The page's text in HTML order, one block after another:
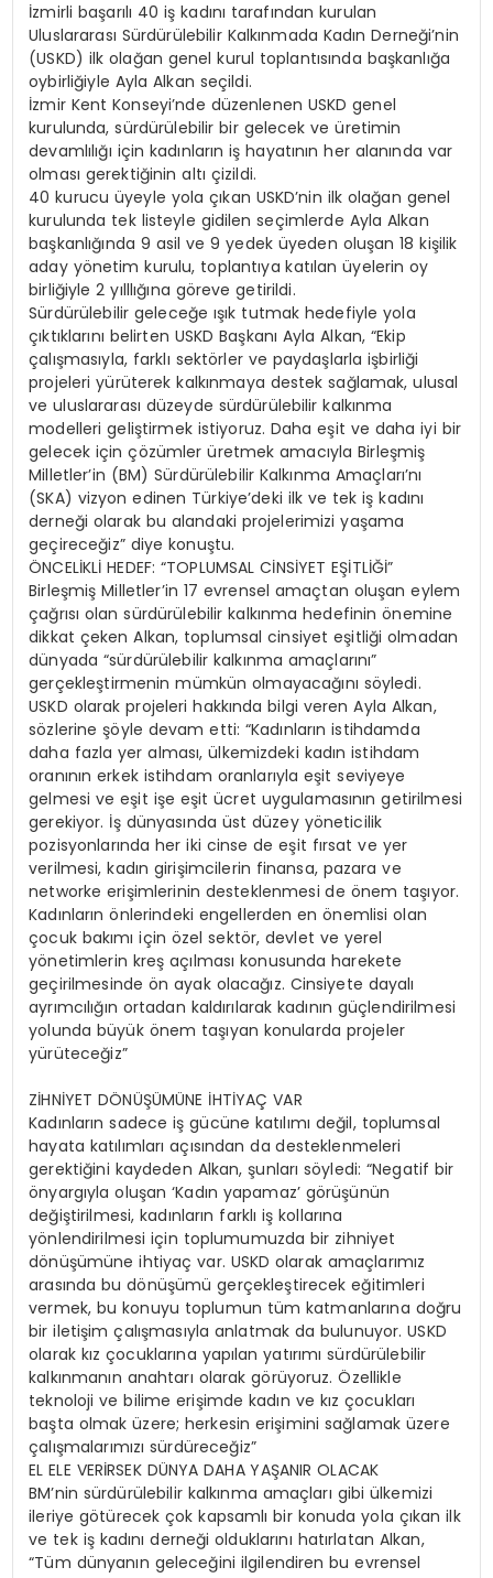
İzmirli başarılı 40 iş kadını tarafından kurulan
Uluslararası Sürdürülebilir Kalkınmada Kadın Derneği’nin
(USKD) ilk olağan genel kurul toplantısında başkanlığa
oybirliğiyle Ayla Alkan seçildi.
İzmir Kent Konseyi’nde düzenlenen USKD genel
kurulunda, sürdürülebilir bir gelecek ve üretimin
devamlılığı için kadınların iş hayatının her alanında var
olması gerektiğinin altı çizildi.
40 kurucu üyeyle yola çıkan USKD’nin ilk olağan genel
kurulunda tek listeyle gidilen seçimlerde Ayla Alkan
başkanlığında 9 asil ve 9 yedek üyeden oluşan 18 kişilik
aday yönetim kurulu, toplantıya katılan üyelerin oy
birliğiyle 2 yılllığına göreve getirildi.
Sürdürülebilir geleceğe ışık tutmak hedefiyle yola
çıktıklarını belirten USKD Başkanı Ayla Alkan, “Ekip
çalışmasıyla, farklı sektörler ve paydaşlarla işbirliği
projeleri yürüterek kalkınmaya destek sağlamak, ulusal
ve uluslararası düzeyde sürdürülebilir kalkınma
modelleri geliştirmek istiyoruz. Daha eşit ve daha iyi bir
gelecek için çözümler üretmek amacıyla Birleşmiş
Milletler’in (BM) Sürdürülebilir Kalkınma Amaçları’nı
(SKA) vizyon edinen Türkiye’deki ilk ve tek iş kadını
derneği olarak bu alandaki projelerimizi yaşama
geçireceğiz” diye konuştu.
ÖNCELİKLİ HEDEF: “TOPLUMSAL CİNSİYET EŞİTLİĞİ”
Birleşmiş Milletler’in 17 evrensel amaçtan oluşan eylem
çağrısı olan sürdürülebilir kalkınma hedefinin önemine
dikkat çeken Alkan, toplumsal cinsiyet eşitliği olmadan
dünyada “sürdürülebilir kalkınma amaçlarını”
gerçekleştirmenin mümkün olmayacağını söyledi.
USKD olarak projeleri hakkında bilgi veren Ayla Alkan,
sözlerine şöyle devam etti: “Kadınların istihdamda
daha fazla yer alması, ülkemizdeki kadın istihdam
oranının erkek istihdam oranlarıyla eşit seviyeye
gelmesi ve eşit işe eşit ücret uygulamasının getirilmesi
gerekiyor. İş dünyasında üst düzey yöneticilik
pozisyonlarında her iki cinse de eşit fırsat ve yer
verilmesi, kadın girişimcilerin finansa, pazara ve
networke erişimlerinin desteklenmesi de önem taşıyor.
Kadınların önlerindeki engellerden en önemlisi olan
çocuk bakımı için özel sektör, devlet ve yerel
yönetimlerin kreş açılması konusunda harekete
geçirilmesinde ön ayak olacağız. Cinsiyete dayalı
ayrımcılığın ortadan kaldırılarak kadının güçlendirilmesi
yolunda büyük önem taşıyan konularda projeler
yürüteceğiz”
ZİHNİYET DÖNÜŞÜMÜNE İHTİYAÇ VAR
Kadınların sadece iş gücüne katılımı değil, toplumsal
hayata katılımları açısından da desteklenmeleri
gerektiğini kaydeden Alkan, şunları söyledi: “Negatif bir
önyargıyla oluşan ‘Kadın yapamaz’ görüşünün
değiştirilmesi, kadınların farklı iş kollarına
yönlendirilmesi için toplumumuzda bir zihniyet
dönüşümüne ihtiyaç var. USKD olarak amaçlarımız
arasında bu dönüşümü gerçekleştirecek eğitimleri
vermek, bu konuyu toplumun tüm katmanlarına doğru
bir iletişim çalışmasıyla anlatmak da bulunuyor. USKD
olarak kız çocuklarına yapılan yatırımı sürdürülebilir
kalkınmanın anahtarı olarak görüyoruz. Özellikle
teknoloji ve bilime erişimde kadın ve kız çocukları
başta olmak üzere; herkesin erişimini sağlamak üzere
çalışmalarımızı sürdüreceğiz”
EL ELE VERİRSEK DÜNYA DAHA YAŞANIR OLACAK
BM’nin sürdürülebilir kalkınma amaçları gibi ülkemizi
ileriye götürecek çok kapsamlı bir konuda yola çıkan ilk
ve tek iş kadını derneği olduklarını hatırlatan Alkan,
“Tüm dünyanın geleceğini ilgilendiren bu evrensel